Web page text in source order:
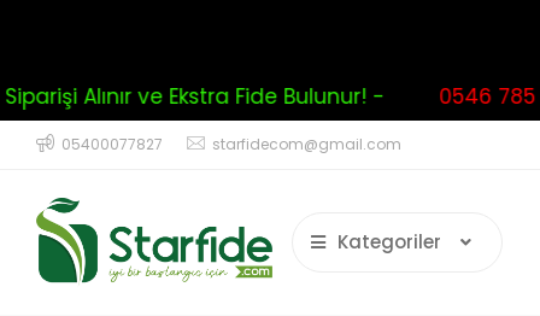
Alınır ve Ekstra Fide Bulunur! - 0546 785
05400077827 starfidecom@gmail.com
Kategoriler